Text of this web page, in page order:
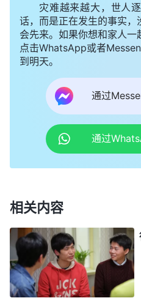
家里做接待，带领也不来
兄姊妹在一起时被大家围
遇了，这样信神能有什么
活在了痛苦的煎熬中。痛
哪！我虽然把两个弟兄接
我还是不甘愿接受，总觉
神哪！愿你带领我，我也
当成一家人，尽好这个本
神哪！愿你帮助我、开启
生活卑鄙，甚至你们所有
鸡肠，对事总是斤斤计较
吵吵，甚至情愿下地狱、
行，足可让我定你们为罪
足可让我定你们为不义之
灾难越来越大，世人
话，而是正在发生的事实
会先来。如果你想和家人
点击WhatsApp或者
到明天。
通过
通过
相关内容